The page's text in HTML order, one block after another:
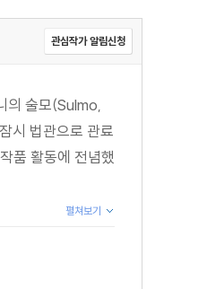
관심작가 알림신청
의 술모(Sulmo,
시 법관으로 관료
품 활동에 전념했
펼쳐보기